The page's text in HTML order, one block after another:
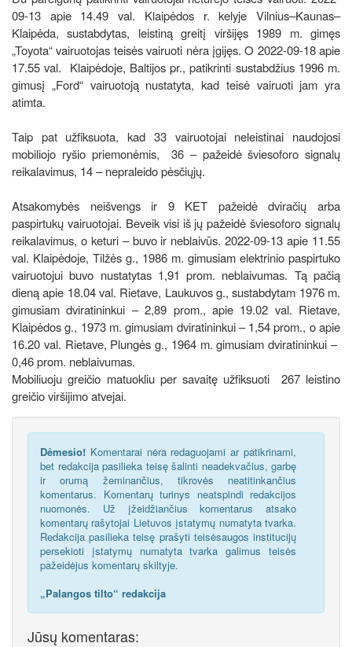
09-13 apie 14.49 val. Klaipėdos r. kelyje Vilnius–Kaunas–
Klaipėda, sustabdytas, leistiną greitį viršijęs 1989 m. gimęs
„Toyota“ vairuotojas teisės vairuoti nėra įgijęs. O 2022-09-18 apie
17.55 val. Klaipėdoje, Baltijos pr., patikrinti sustabdžius 1996 m.
gimusį „Ford“ vairuotoją nustatyta, kad teisė vairuoti jam yra
atimta.
Taip pat užfiksuota, kad 33 vairuotojai neleistinai naudojosi
mobiliojo ryšio priemonėmis, 36 – pažeidė šviesoforo signalų
reikalavimus, 14 – nepraleido pėsčiųjų.
Atsakomybės neišvengs ir 9 KET pažeidė dviračių arba
paspirtukų vairuotojai. Beveik visi iš jų pažeidė šviesoforo signalų
reikalavimus, o keturi – buvo ir neblaivūs. 2022-09-13 apie 11.55
val. Klaipėdoje, Tilžės g., 1986 m. gimusiam elektrinio paspirtuko
vairuotojui buvo nustatytas 1,91 prom. neblaivumas. Tą pačią
dieną apie 18.04 val. Rietave, Laukuvos g., sustabdytam 1976 m.
gimusiam dviratininkui – 2,89 prom., apie 19.02 val. Rietave,
Klaipėdos g., 1973 m. gimusiam dviratininkui – 1,54 prom., o apie
16.20 val. Rietave, Plungės g., 1964 m. gimusiam dviratininkui –
0,46 prom. neblaivumas.
Mobiliuoju greičio matuokliu per savaitę užfiksuoti 267 leistino
greičio viršijimo atvejai.
Dėmesio! Komentarai nėra redaguojami ar patikrinami,
bet redakcija pasilieka teisę šalinti neadekvačius, garbę
ir orumą žeminančius, tikrovės neatitinkančius
komentarus. Komentarų turinys neatspindi redakcijos
nuomonės. Už įžeidžiančius komentarus atsako
komentarų rašytojai Lietuvos įstatymų numatyta tvarka.
Redakcija pasilieka teisę prašyti teisėsaugos institucijų
persekioti įstatymų numatyta tvarka galimus teisės
pažeidėjus komentarų skiltyje.
„Palangos tilto“ redakcija
Jūsų komentaras: